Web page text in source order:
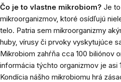
Čo je to vlastne mikrobiom? Je
mikroorganizmov, ktoré osídľujú
telo. Patria sem mikroorganizmy
huby, vírusy či prvoky vyskytujúce
Mikrobiom zahŕňa cca 100 biliónov
informácia týchto organizmov je asi
Kondícia nášho mikrobiomu hrá